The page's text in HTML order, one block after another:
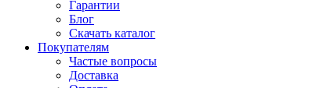
Гарантии
Блог
Скачать каталог
Покупателям
Частые вопросы
Доставка